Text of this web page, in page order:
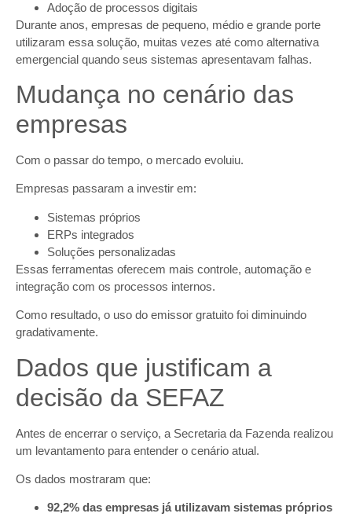
Adoção de processos digitais
Durante anos, empresas de pequeno, médio e grande porte
utilizaram essa solução, muitas vezes até como alternativa
emergencial quando seus sistemas apresentavam falhas.
Mudança no cenário das
empresas
Com o passar do tempo, o mercado evoluiu.
Empresas passaram a investir em:
Sistemas próprios
ERPs integrados
Soluções personalizadas
Essas ferramentas oferecem mais controle, automação e
integração com os processos internos.
Como resultado, o uso do emissor gratuito foi diminuindo
gradativamente.
Dados que justificam a
decisão da SEFAZ
Antes de encerrar o serviço, a Secretaria da Fazenda realizou
um levantamento para entender o cenário atual.
Os dados mostraram que:
92,2% das empresas já utilizavam sistemas próprios